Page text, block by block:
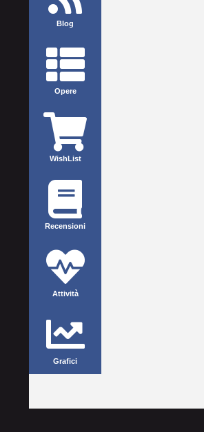
Blog
Opere
WishList
Recensioni
Attività
Grafici